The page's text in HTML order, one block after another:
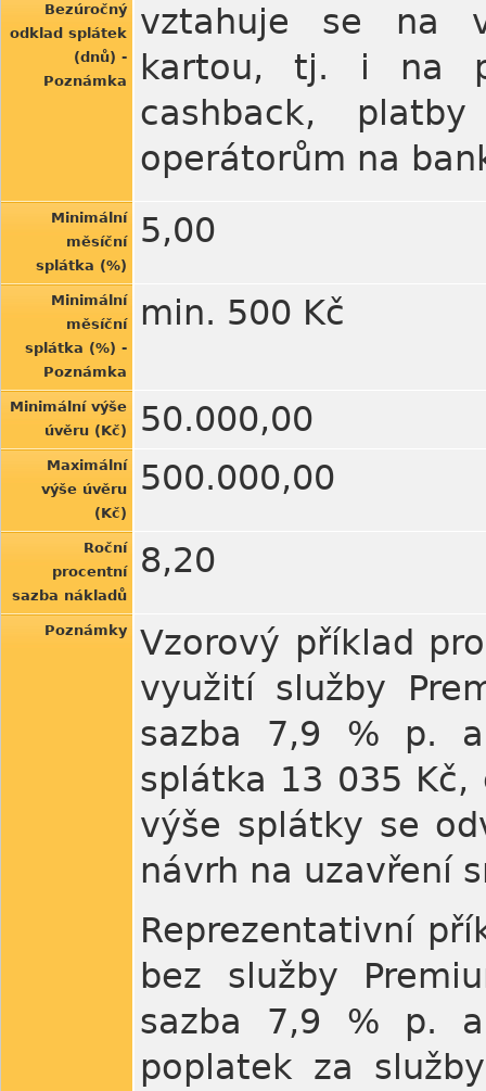
Bezúročný
odklad splátek
(dnů) -
Poznámka
vztahuje se na
kartou, tj. i na
cashback,
operátorům na
Minimální
měsíční
splátka (%)
5,00
Minimální
měsíční
splátka (%) -
Poznámka
min. 500 Kč
Minimální výše
úvěru (Kč)
50.000,00
Maximální
výše úvěru
(Kč)
500.000,00
Roční
procentní
sazba nákladů
8,20
Poznámky
Vzorový příklad
využití služby
sazba 7,9 % p.
splátka 13 035 Kč,
výše splátky se
návrh na uzavření
Reprezentativní
bez služby
sazba 7,9 % p.
poplatek za